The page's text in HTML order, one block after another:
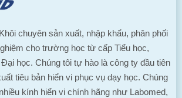
chuyên sản xuất, nhập khẩu, phân phối
cho trường học từ cấp Tiểu học,
học. Chúng tôi tự hào là công ty đầu tiên
tiêu bản hiển vi phục vụ dạy học. Chúng
kính hiển vi chính hãng như Labomed,